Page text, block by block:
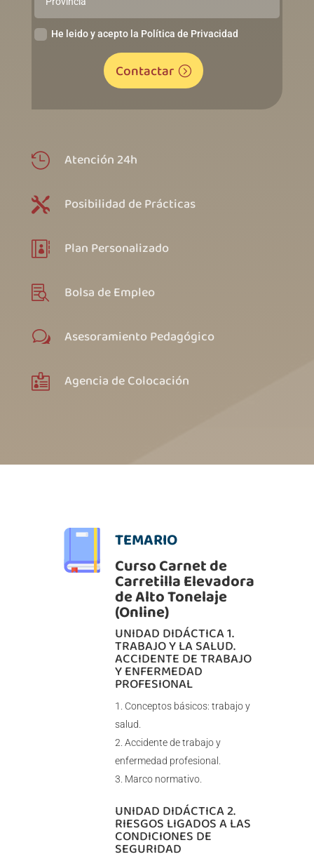
He leido y acepto la Política de Privacidad
Contactar
 Atención 24h
 Posibilidad de Prácticas
 Plan Personalizado
 Bolsa de Empleo
w Asesoramiento Pedagógico
 Agencia de Colocación
TEMARIO
Curso Carnet de
Carretilla Elevadora
de Alto Tonelaje
(Online)
UNIDAD DIDÁCTICA 1.
TRABAJO Y LA SALUD.
ACCIDENTE DE TRABAJO
Y ENFERMEDAD
PROFESIONAL
Conceptos básicos: trabajo y
salud.
Accidente de trabajo y
enfermedad profesional.
Marco normativo.
UNIDAD DIDÁCTICA 2.
RIESGOS LIGADOS A LAS
CONDICIONES DE
SEGURIDAD